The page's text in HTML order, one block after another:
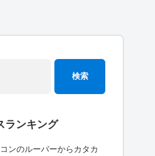
ランキング
ンのルーバーからカタカ